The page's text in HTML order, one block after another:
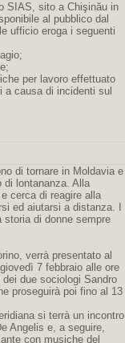
SIAS, sito a Chişinău in
al pubblico dal
ufficio eroga i seguenti
per lavoro effettuato
a causa di incidenti sul
di tornare in Moldavia e
di lontananza. Alla
cerca di reagire alla
ed aiutarsi a distanza. I
storia di donne sempre
verrà presentato al
7 febbraio alle ore
due sociologi Sandro
proseguirà poi fino al 13
si terrà un incontro
Angelis e, a seguire,
con musiche del